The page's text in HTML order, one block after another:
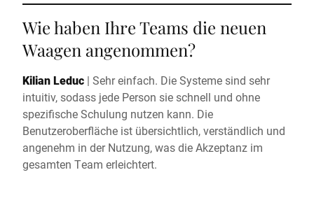
Wie haben Ihre Teams die neuen
Waagen angenommen?
Kilian Leduc | Sehr einfach. Die Systeme sind sehr
intuitiv, sodass jede Person sie schnell und ohne
spezifische Schulung nutzen kann. Die
Benutzeroberfläche ist übersichtlich, verständlich und
angenehm in der Nutzung, was die Akzeptanz im
gesamten Team erleichtert.